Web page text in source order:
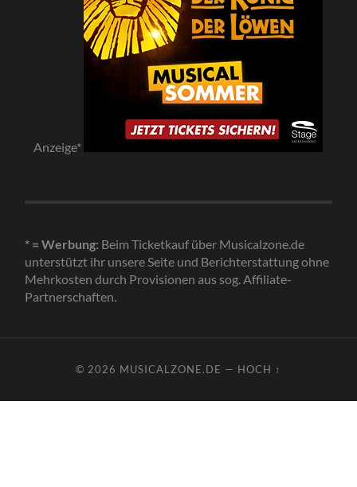
Anzeige*
* = Werbung: Beim Ticketkauf über Musicalzone.de
unterstützt ihr unsere Seite und Berichterstattung ohne
Mehrkosten durch Provisionen aus sog. Affiliate-
Partnerschaften.
© 2026 MUSICALZONE.DE — HOCH ↑